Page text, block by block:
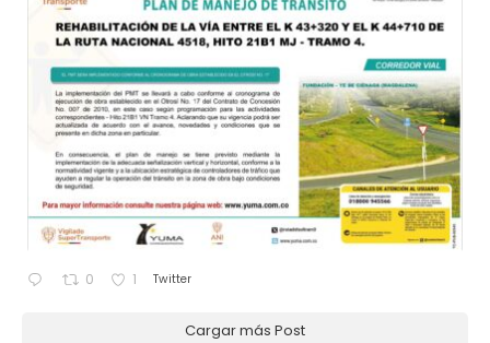
0 1 Twitter
Cargar más Post